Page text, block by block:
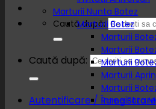
Caută după:
Caută după:
Autentificare / Înregistrare
Marturii Nunta Botez
Marturii Botez
Marturii
Marturii
Marturii
Marturii
Marturii
Rame Foto